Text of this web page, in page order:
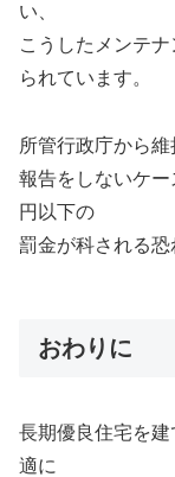
い、
こうしたメンテ
られています。
所管行政庁から
報告をしないケ
円以下の
罰金が科される恐
おわりに
長期優良住宅を
適に